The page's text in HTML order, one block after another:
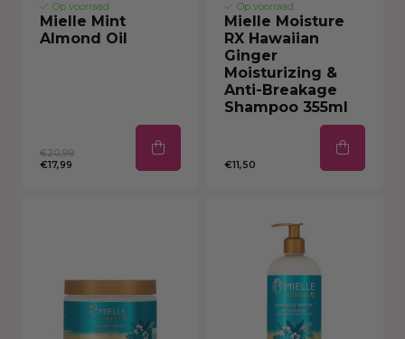
Op voorraad
Mielle Mint
Almond Oil
€20,99
€17,99
Op voorraad
Mielle Moisture
RX Hawaiian
Ginger
Moisturizing &
Anti-Breakage
Shampoo 355ml
€11,50